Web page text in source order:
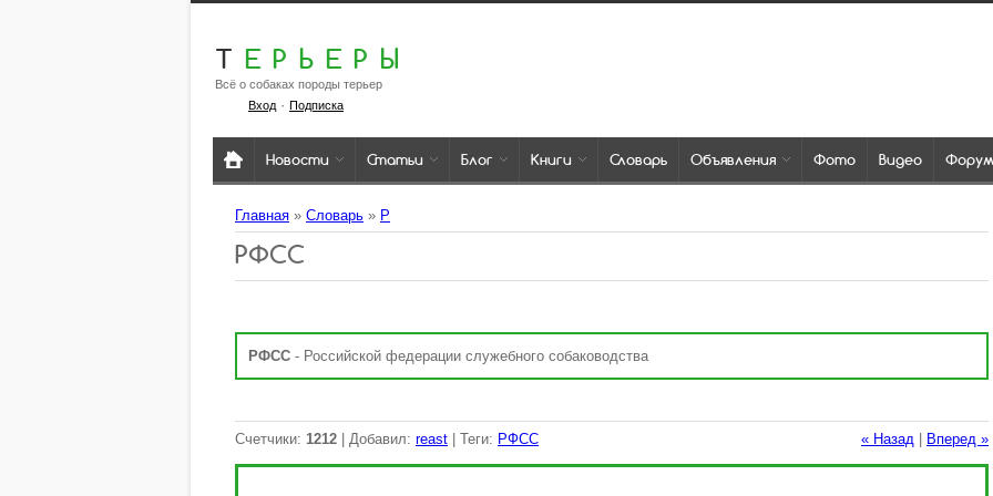
Т ЕРЬЕРЫ
Всё о собаках породы терьер
Вход· Подписка
Новости Статьи Блог Книги Словарь Объявления Фото Видео Форум
Главная » Словарь » Р
РФСС
РФСС - Российской федерации служебного собаководства
« Назад Вперед »
Счетчики: 1212 Добавил: reast Теги: РФСС